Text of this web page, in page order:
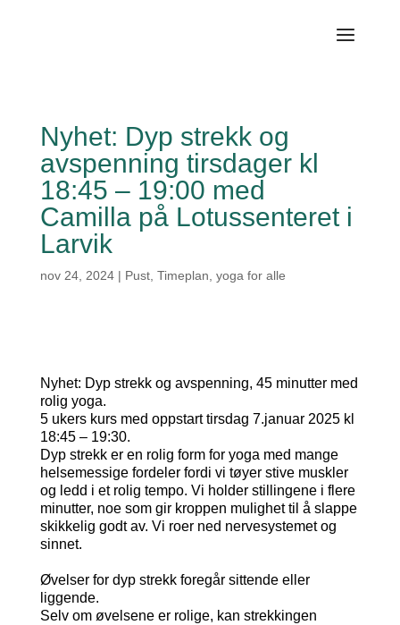
Nyhet: Dyp strekk og
avspenning tirsdager kl
18:45 – 19:00 med
Camilla på Lotussenteret i
Larvik
nov 24, 2024| Pust, Timeplan yoga for alle
Nyhet: Dyp strekk og avspenning, 45 minutter med
rolig yoga.
5 ukers kurs med oppstart tirsdag 7.januar 2025 kl
18:45 – 19:30.
Dyp strekk er en rolig form for yoga med mange
helsemessige fordeler fordi vi tøyer stive muskler
og ledd i et rolig tempo. Vi holder stillingene i flere
minutter, noe som gir kroppen mulighet til å slappe
skikkelig godt av. Vi roer ned nervesystemet og
sinnet.
Øvelser for dyp strekk foregår sittende eller
liggende.
Selv om øvelsene er rolige, kan strekkingen